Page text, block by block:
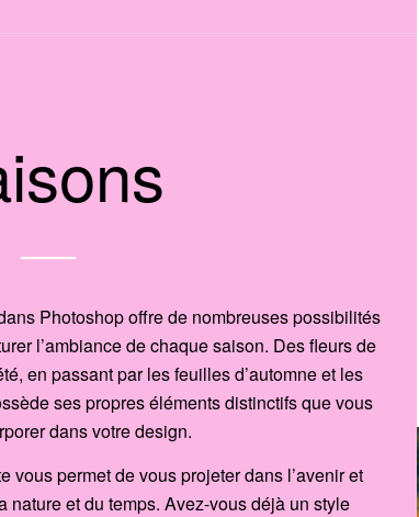
Photoshop offre de nombreuses possibilités
l’ambiance de chaque saison. Des fleurs de
en passant par les feuilles d’automne et les
ses propres éléments distinctifs que vous
dans votre design.
vous permet de vous projeter dans l’avenir et
nature et du temps. Avez-vous déjà un style